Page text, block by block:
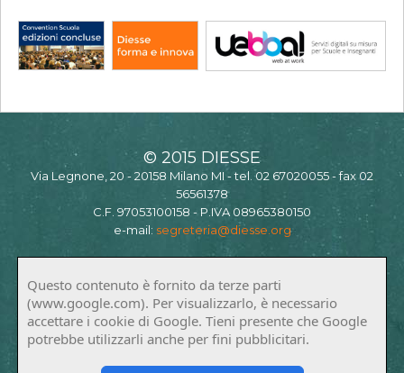
© 2015 DIESSE
Via Legnone, 20 - 20158 Milano MI - tel. 02 67020055 - fax 02
56561378
C.F. 97053100158 - P.IVA 08965380150
e-mail: segreteria@diesse.org
Questo contenuto è fornito da terze parti
(www.google.com). Per visualizzarlo, è necessario
accettare i cookie di Google. Tieni presente che Google
potrebbe utilizzarli anche per fini pubblicitari.